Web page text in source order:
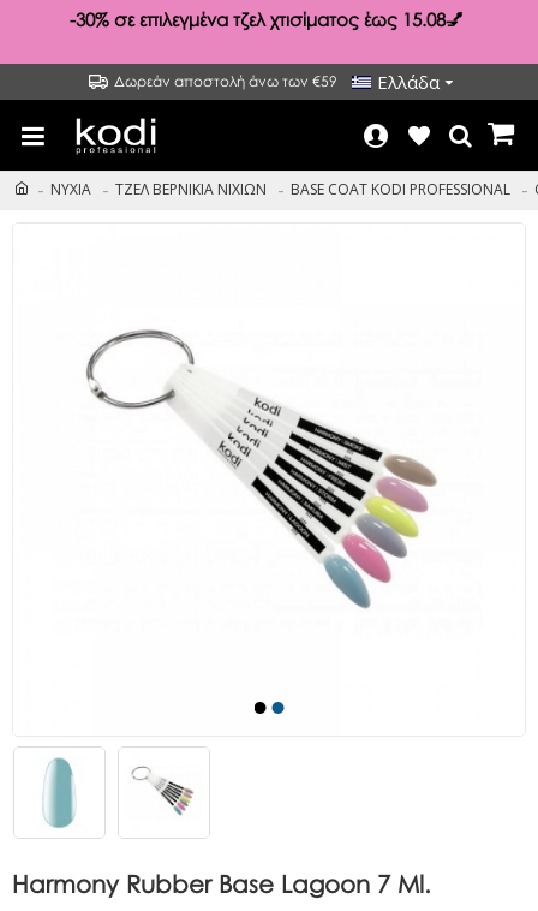
-30% σε επιλεγμένα τζελ χτισίματος έως 15.08💅
Δωρεάν αποστολή άνω των €59 Ελλάδα
ΝΥΧΙΑ ΤΖΕΛ ΒΕΡΝΙΚΙΑ ΝΙΧΙΩΝ BASE COAT KODI PROFESSIONAL
Harmony Rubber Base Lagoon 7 Ml.